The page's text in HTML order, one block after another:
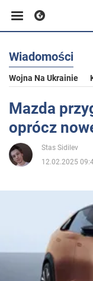
Biznes
Sport
Rozrywka
Społeczeństwo
Wiadomości
Wojna Na Ukrainie
Mazda
oprócz
Stas Sidilev
12.02.2025